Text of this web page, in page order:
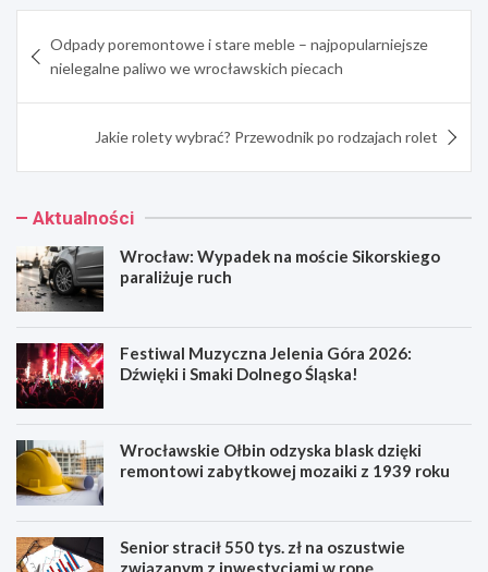
wpisu
Odpady poremontowe i stare meble – najpopularniejsze
nielegalne paliwo we wrocławskich piecach
Jakie rolety wybrać? Przewodnik po rodzajach rolet
Aktualności
Wrocław: Wypadek na moście Sikorskiego
paraliżuje ruch
Festiwal Muzyczna Jelenia Góra 2026:
Dźwięki i Smaki Dolnego Śląska!
Wrocławskie Ołbin odzyska blask dzięki
remontowi zabytkowej mozaiki z 1939 roku
Senior stracił 550 tys. zł na oszustwie
związanym z inwestycjami w ropę